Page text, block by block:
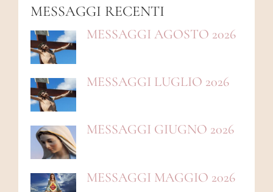
MESSAGGI RECENTI
MESSAGGI AGOSTO 2026
MESSAGGI LUGLIO 2026
MESSAGGI GIUGNO 2026
MESSAGGI MAGGIO 2026